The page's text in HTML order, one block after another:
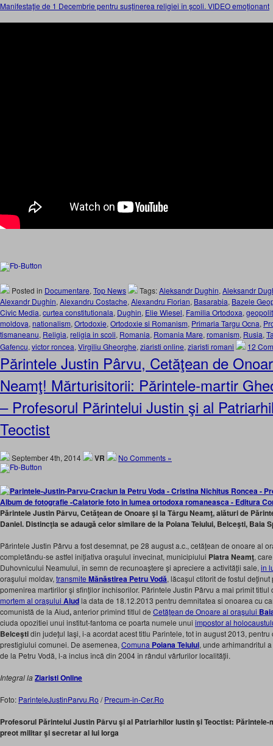
Manifestaţie de 1 Decembrie pentru susţinerea religiei în şcoli. VIDEO emoţionant
Posted in Documentare, Top News Tags:Aleksandr Dughin, Aleksandr
Alexandr Dughin, Alexandru Costache, Alexandru Florian, Basarabia, Bazele
Civic Media, curtea constitutionala, Dughin, Elie Wiesel, Familia Ortodoxa,
moldova, nationalism, Ortodoxie, Ortodoxie si Romanism, Primaria Targu Ocna,
tismaneanu, Religia, religia in scoli, Romania, Romania Mare, romanism, Rusia,
Gafencu, victor roncea, Virgiliu Gheorghe, ziaristi online, ziaristi romani 12
Părintele Justin Pârvu, Cetăţean de
Neamţ! Mărturisitorii: Părintele-martir
– Profesorul Părintelui Justin şi al
Teoctist
September 4th, 2014 VR No Comments »
Părintele Justin Pârvu, Cetăţean de Onoare şi la Târgu Neamţ, alături de
Daniel. Distincţia se adaugă celor similare de la Poiana Teiului, Belceşti, Baia
Părintele Justin Pârvu a fost desemnat, pe 28 august a.c., cetățean de onoare al
completându-se astfel iniţiativa oraşulul învecinat, municipiului Piatra Neamţ,
Duhovnicului Neamului, în semn de recunoaştere şi apreciere a activităţii sale, in
oraşului moldav, transmite Mănăstirea Petru Vodă, lăcaşul ctitorit de fostul
pomenirea martirilor şi sfinţilor închisorilor. Părintele Justin Pârvu a mai primit titlul
mortem al orașului Aiudla data de 18.12.2013 pentru demnitatea si onoarea cu
comunistă de la Aiud,anterior primind titlul de Cetăţean de Onoare al oraşului
ciuda opozitiei unui institut-fantoma ce poarta numele unui impostor al
Belceştidin judeţul Iaşi, i-a acordat acest titlu Parintele, tot in august 2013,
prestigiului comunei. De asemenea, Comuna Poiana Teiului, unde arhimandritul
de la Petru Vodă, l-a inclus încă din 2004 în rândul vârfurilor localităţii.
Integral laZiaristi Online
Foto: ParinteleJustinParvu.Ro /Precum-in-Cer.Ro
Profesorul Părintelui Justin Pârvu şi al Patriarhilor Iustin şi Teoctist:
preot militar şi secretar al lui Iorga